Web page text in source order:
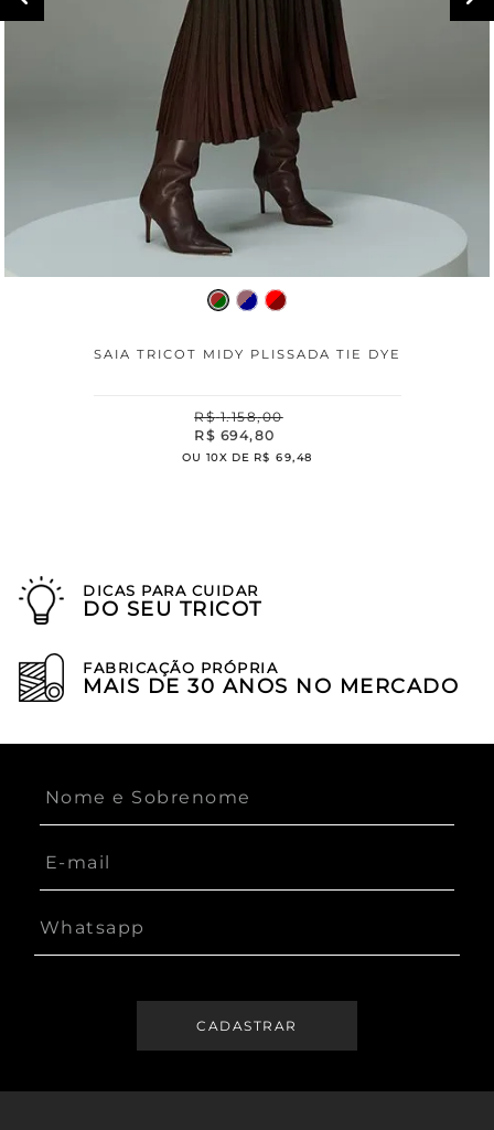
SAIA TRICOT MIDY PLISSADA TIE DYE
R$ 1.158,00
R$ 694,80
OU 10X DE R$ 69,48
DICAS PARA CUIDAR
DO SEU TRICOT
FABRICAÇÃO PRÓPRIA
MAIS DE 30 ANOS NO MERCADO